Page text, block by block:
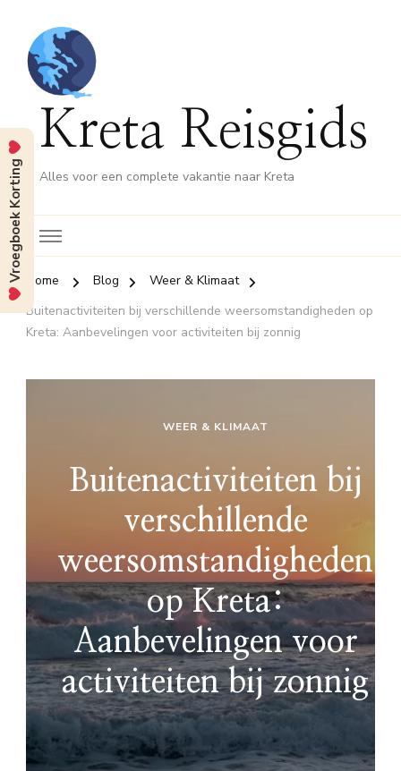
Kreta Reisgids
Alles voor een complete vakantie naar Kreta
Home Blog
Weer & Klimaat
Buitenactiviteiten bij verschillende weersomstandigheden op
Kreta: Aanbevelingen voor activiteiten bij zonnig
WEER & KLIMAAT
Buitenactiviteiten bij
verschillende
weersomstandigheden
op Kreta:
Aanbevelingen voor
activiteiten bij zonnig
Vroegboek Korting